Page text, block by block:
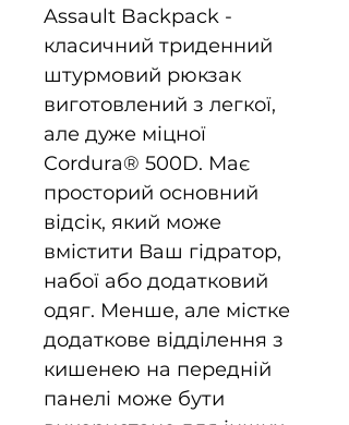
Assault Backpack -
класичний триденний
штурмовий рюкзак
виготовлений з легкої,
але дуже міцної
Cordura® 500D. Має
просторий основний
відсік, який може
вмістити Ваш гідратор,
набої або додатковий
одяг. Менше, але містке
додаткове відділення з
кишенею на передній
панелі може бути